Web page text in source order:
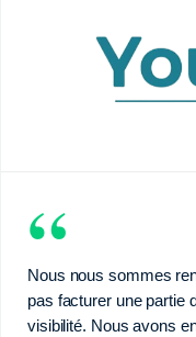
“
Nous nous sommes
pas facturer une partie
visibilité. Nous avons